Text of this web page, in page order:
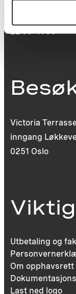
22 99 11 99
Victoria Terrasse
inngang
0251 Oslo
Utbetaling og
Om opphavsrett
Last ned logo